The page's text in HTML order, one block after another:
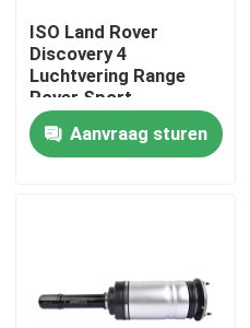
ISO Land Rover
Discovery 4
Luchtvering Range
Rover Sport
Luchtvering LR015018
Aanvraag sturen